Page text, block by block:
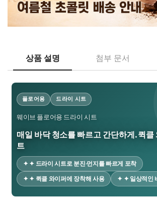
상품 설명 첨부 문서
플로어용 드라이 시트
웨이브 플로어용 드라이 시트
매일 바닥 청소를 빠르고 간단하게. 퀵클
트
✦ ✦ 드라이 시트로 분진·먼지를 빠르게 포착
✦ ✦ 퀵클 와이퍼에 장착해 사용
✦ ✦ 일상적인